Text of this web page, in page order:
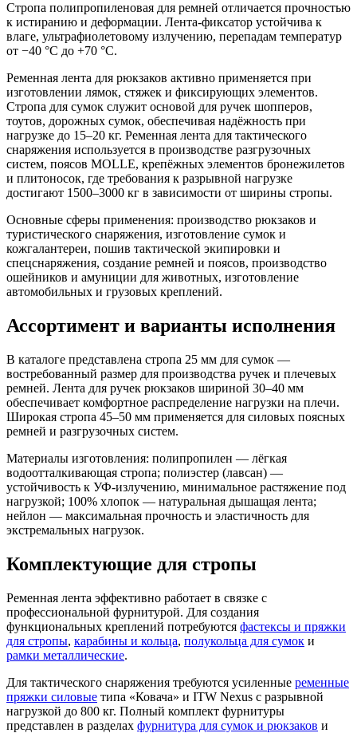
Стропа полипропиленовая для ремней отличается прочностью
к истиранию и деформации. Лента-фиксатор устойчива к
влаге, ультрафиолетовому излучению, перепадам температур
от −40 °C до +70 °C.
Ременная лента для рюкзаков активно применяется при
изготовлении лямок, стяжек и фиксирующих элементов.
Стропа для сумок служит основой для ручек шопперов,
тоутов, дорожных сумок, обеспечивая надёжность при
нагрузке до 15–20 кг. Ременная лента для тактического
снаряжения используется в производстве разгрузочных
систем, поясов MOLLE, крепёжных элементов бронежилетов
и плитоносок, где требования к разрывной нагрузке
достигают 1500–3000 кг в зависимости от ширины стропы.
Основные сферы применения: производство рюкзаков и
туристического снаряжения, изготовление сумок и
кожгалантереи, пошив тактической экипировки и
спецснаряжения, создание ремней и поясов, производство
ошейников и амуниции для животных, изготовление
автомобильных и грузовых креплений.
Ассортимент и варианты исполнения
В каталоге представлена стропа 25 мм для сумок —
востребованный размер для производства ручек и плечевых
ремней. Лента для ручек рюкзаков шириной 30–40 мм
обеспечивает комфортное распределение нагрузки на плечи.
Широкая стропа 45–50 мм применяется для силовых поясных
ремней и разгрузочных систем.
Материалы изготовления: полипропилен — лёгкая
водоотталкивающая стропа; полиэстер (лавсан) —
устойчивость к УФ-излучению, минимальное растяжение под
нагрузкой; 100% хлопок — натуральная дышащая лента;
нейлон — максимальная прочность и эластичность для
экстремальных нагрузок.
Комплектующие для стропы
Ременная лента эффективно работает в связке с
профессиональной фурнитурой. Для создания
функциональных креплений потребуются фастексы и пряжки
для стропы, карабины и кольца, полукольца для сумок и
рамки металлические.
Для тактического снаряжения требуются усиленные ременные
пряжки силовые типа «Ковача» и ITW Nexus с разрывной
нагрузкой до 800 кг. Полный комплект фурнитуры
представлен в разделах фурнитура для сумок и рюкзаков и